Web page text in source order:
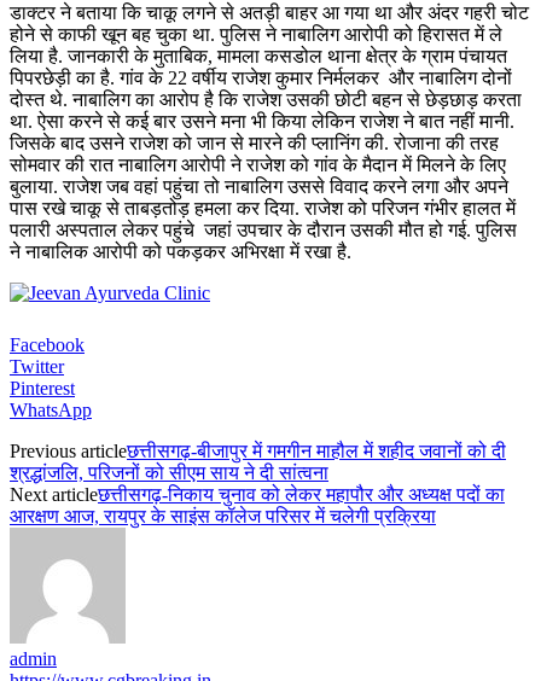
डाक्टर ने बताया कि चाकू लगने से अतड़ी बाहर आ गया था और अंदर गहरी चोट
होने से काफी खून बह चुका था. पुलिस ने नाबालिग आरोपी को हिरासत में ले
लिया है. जानकारी के मुताबिक, मामला कसडोल थाना क्षेत्र के ग्राम पंचायत
पिपरछेड़ी का है. गांव के 22 वर्षीय राजेश कुमार निर्मलकर और नाबालिग दोनों
दोस्त थे. नाबालिग का आरोप है कि राजेश उसकी छोटी बहन से छेड़छाड़ करता
था. ऐसा करने से कई बार उसने मना भी किया लेकिन राजेश ने बात नहीं मानी.
जिसके बाद उसने राजेश को जान से मारने की प्लानिंग की. रोजाना की तरह
सोमवार की रात नाबालिग आरोपी ने राजेश को गांव के मैदान में मिलने के लिए
बुलाया. राजेश जब वहां पहुंचा तो नाबालिग उससे विवाद करने लगा और अपने
पास रखे चाकू से ताबड़तोड़ हमला कर दिया. राजेश को परिजन गंभीर हालत में
पलारी अस्पताल लेकर पहुंचे जहां उपचार के दौरान उसकी मौत हो गई. पुलिस
ने नाबालिक आरोपी को पकड़कर अभिरक्षा में रखा है.
Facebook
Twitter
Pinterest
WhatsApp
Previous articleछत्तीसगढ़-बीजापुर में गमगीन माहौल में शहीद जवानों को दी
श्रद्धांजलि, परिजनों को सीएम साय ने दी सांत्वना
Next articleछत्तीसगढ़-निकाय चुनाव को लेकर महापौर और अध्यक्ष पदों का
आरक्षण आज, रायपुर के साइंस कॉलेज परिसर में चलेगी प्रक्रिया
admin